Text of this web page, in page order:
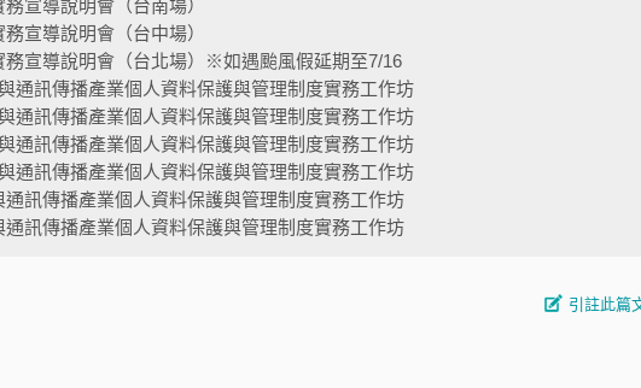
宣導說明會（台南場）
宣導說明會（台中場）
宣導說明會（台北場）※如遇颱風假延期至7/16
通訊傳播產業個人資料保護與管理制度實務工作坊
通訊傳播產業個人資料保護與管理制度實務工作坊
通訊傳播產業個人資料保護與管理制度實務工作坊
通訊傳播產業個人資料保護與管理制度實務工作坊
通訊傳播產業個人資料保護與管理制度實務工作坊
通訊傳播產業個人資料保護與管理制度實務工作坊
引註此篇